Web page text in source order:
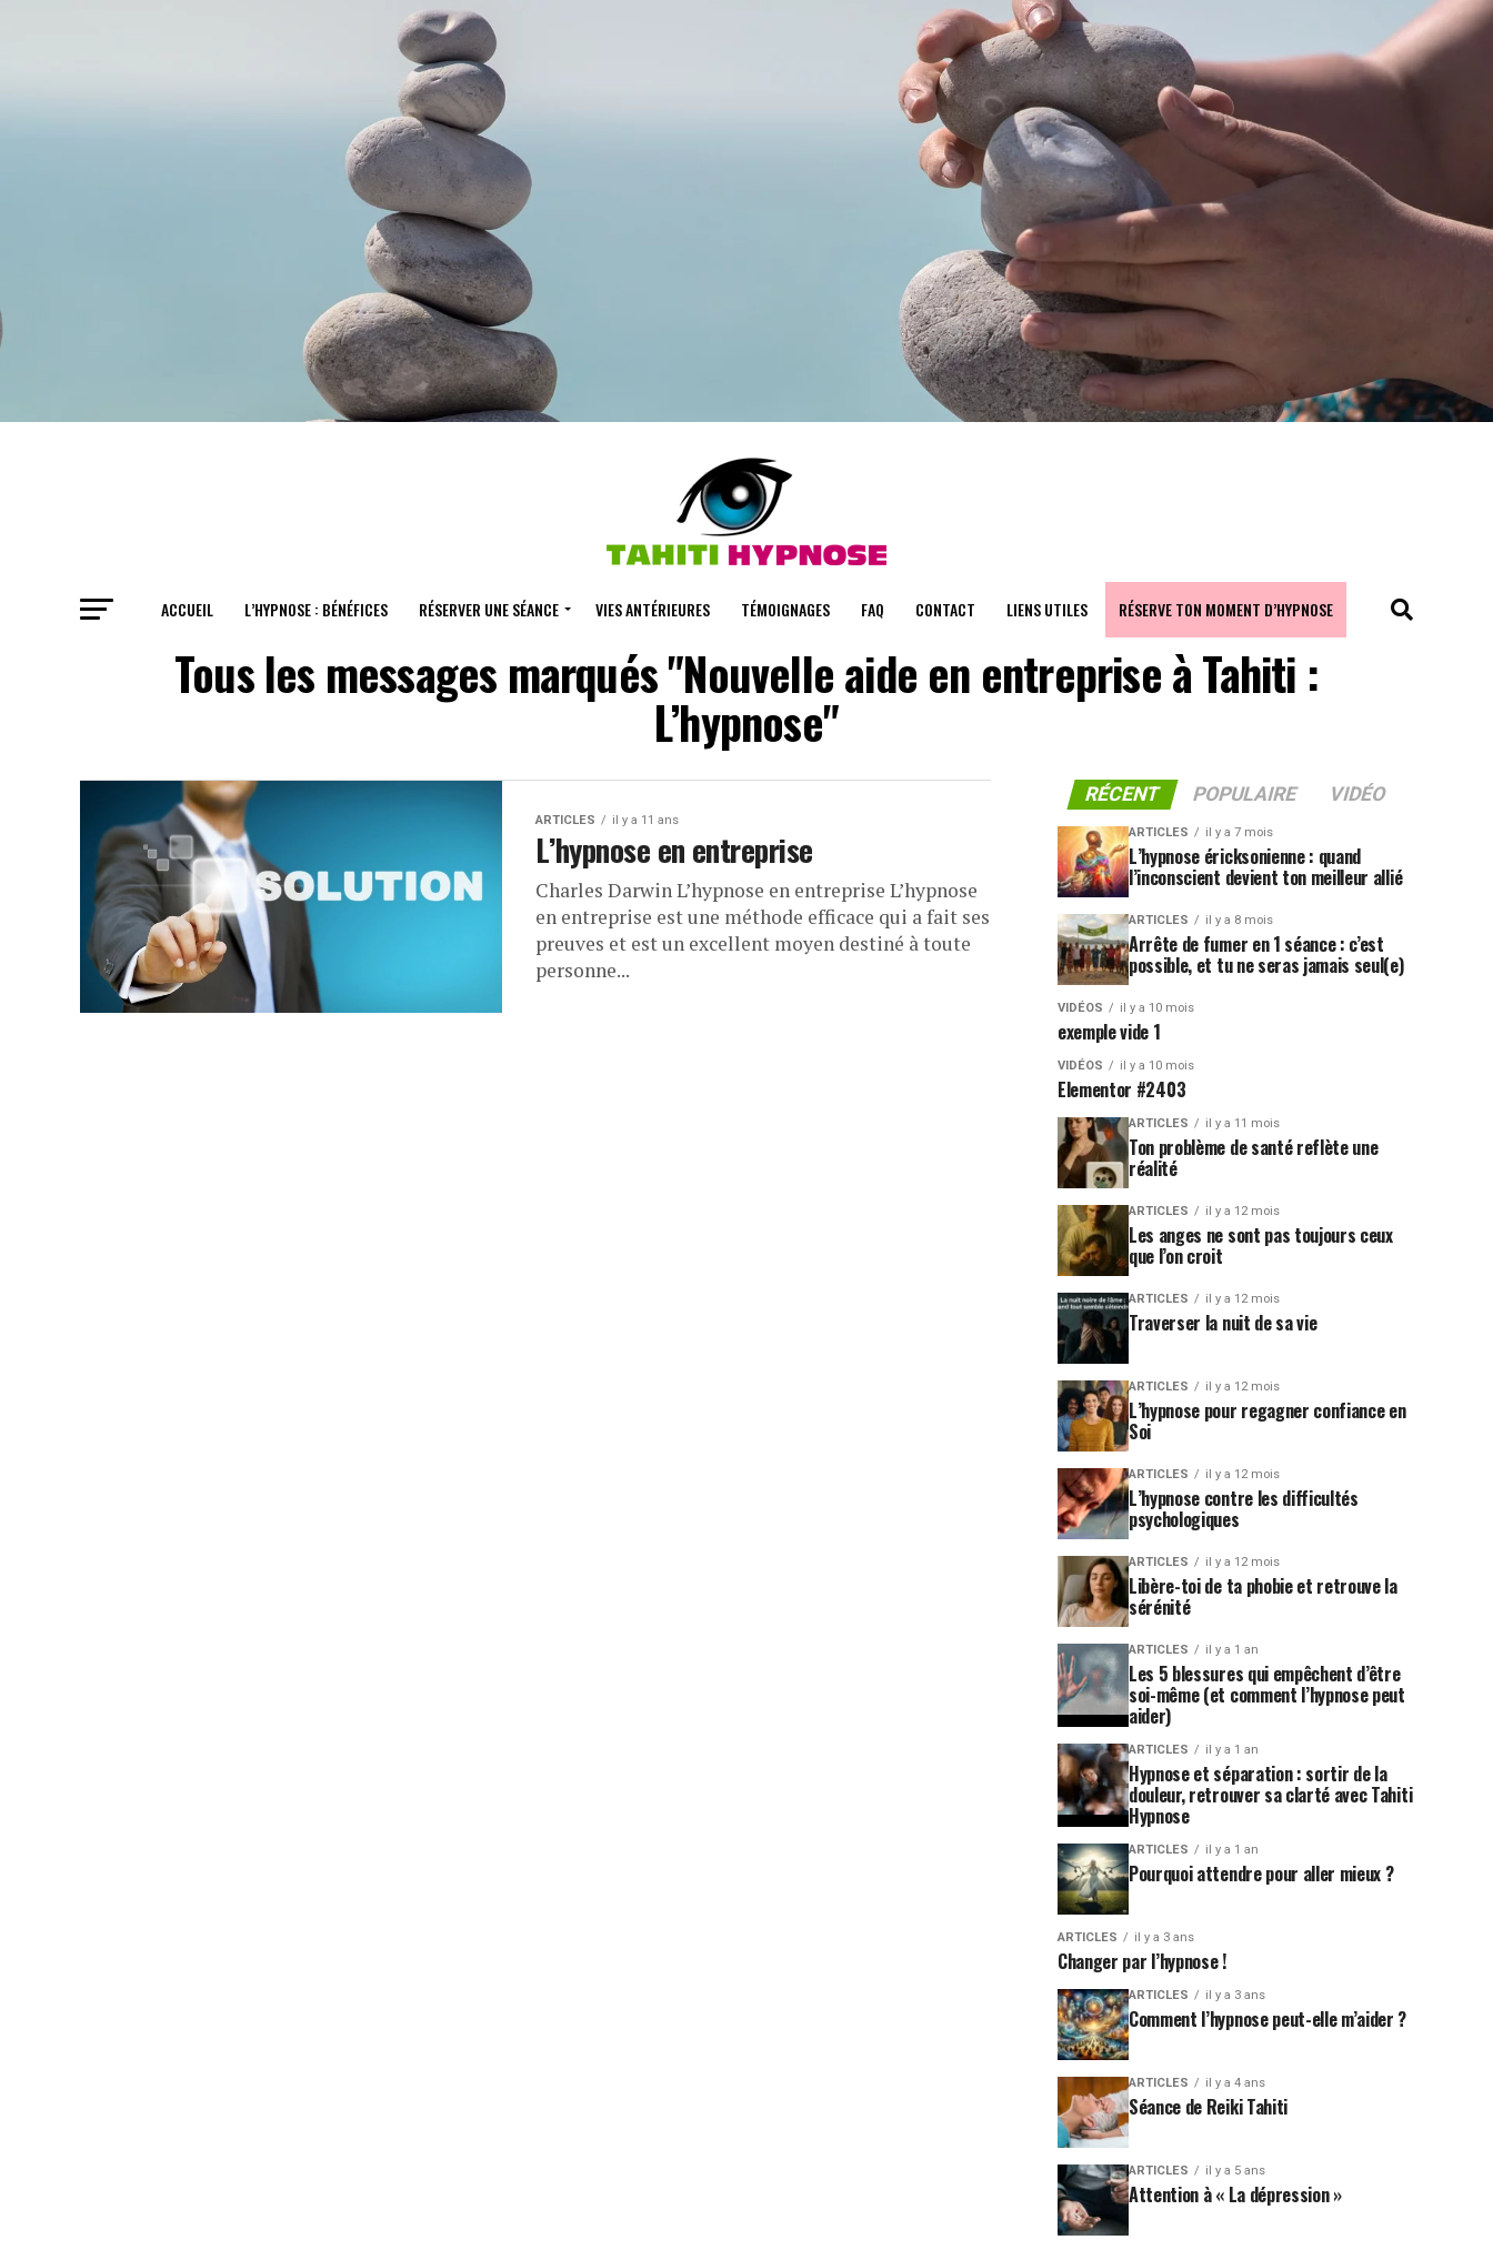
ACCUEIL L’HYPNOSE : BÉNÉFICES RÉSERVER UNE SÉANCE VIES ANTÉRIEURES TÉMOIGNAGES FAQ CONTACT LIENS UTILES RÉSERVE TON MOMENT D’HYPNOSE
Tous les messages marqués "Nouvelle aide en entreprise à Tahiti :
L’hypnose"
ARTICLES il y a 11 ans
L’hypnose en entreprise
Charles Darwin L’hypnose en entreprise L’hypnose
en entreprise est une méthode efficace qui a fait ses
preuves et est un excellent moyen destiné à toute
personne...
RÉCENT POPULAIRE VIDÉO
ARTICLES il y a 7 mois
L’hypnose éricksonienne : quand
l’inconscient devient ton meilleur allié
ARTICLES il y a 8 mois
Arrête de fumer en 1 séance : c’est
possible, et tu ne seras jamais seul(e)
VIDÉOS il y a 10 mois
exemple vide 1
VIDÉOS il y a 10 mois
Elementor #2403
ARTICLES il y a 11 mois
Ton problème de santé reflète une
réalité
ARTICLES il y a 12 mois
Les anges ne sont pas toujours ceux
que l’on croit
ARTICLES il y a 12 mois
Traverser la nuit de sa vie
ARTICLES il y a 12 mois
L’hypnose pour regagner confiance en
Soi
ARTICLES il y a 12 mois
L’hypnose contre les difficultés
psychologiques
ARTICLES il y a 12 mois
Libère-toi de ta phobie et retrouve la
sérénité
ARTICLES il y a 1 an
Les 5 blessures qui empêchent d’être
soi-même (et comment l’hypnose peut
aider)
ARTICLES il y a 1 an
Hypnose et séparation : sortir de la
douleur, retrouver sa clarté avec Tahiti
Hypnose
ARTICLES il y a 1 an
Pourquoi attendre pour aller mieux ?
ARTICLES il y a 3 ans
Changer par l’hypnose !
ARTICLES il y a 3 ans
Comment l’hypnose peut-elle m’aider ?
ARTICLES il y a 4 ans
Séance de Reiki Tahiti
ARTICLES il y a 5 ans
Attention à « La dépression »